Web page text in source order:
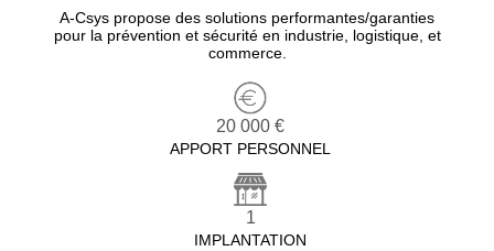
A-Csys propose des solutions performantes/garanties
pour la prévention et sécurité en industrie, logistique, et
commerce.
20 000 €
APPORT PERSONNEL
1
IMPLANTATION